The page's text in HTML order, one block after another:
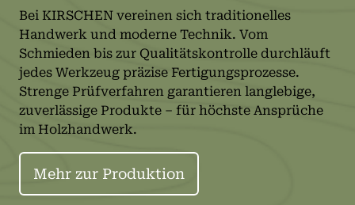
Bei KIRSCHEN vereinen sich traditionelles
Handwerk und moderne Technik. Vom
Schmieden bis zur Qualitätskontrolle durchläuft
jedes Werkzeug präzise Fertigungsprozesse.
Strenge Prüfverfahren garantieren langlebige,
zuverlässige Produkte – für höchste Ansprüche
im Holzhandwerk.
Mehr zur Produktion